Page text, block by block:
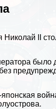
II
было
японская